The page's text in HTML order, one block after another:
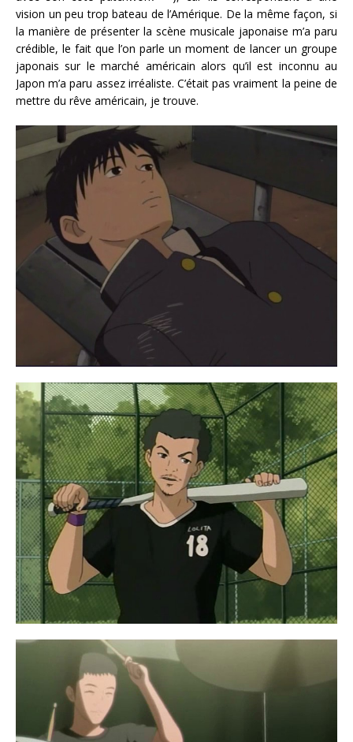
vision un peu trop bateau de l’Amérique. De la même façon, si
la manière de présenter la scène musicale japonaise m’a paru
crédible, le fait que l’on parle un moment de lancer un groupe
japonais sur le marché américain alors qu’il est inconnu au
Japon m’a paru assez irréaliste. C’était pas vraiment la peine de
mettre du rêve américain, je trouve.